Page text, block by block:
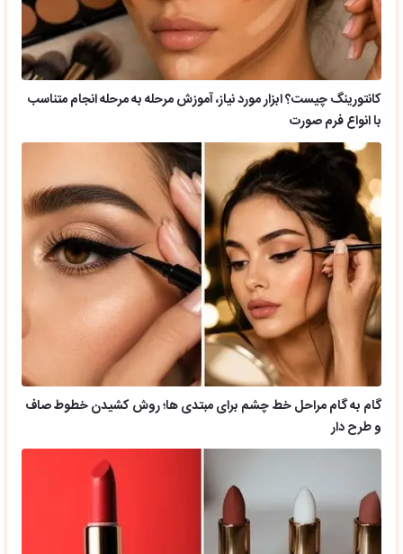
کانتورینگ چیست؟ ابزار مورد نیاز، آموزش مرحله به مرحله انجام متناسب
با انواع فرم صورت
گام به گام مراحل خط چشم برای مبتدی ها؛ روش کشیدن خطوط صاف
و طرح دار